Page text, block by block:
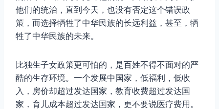
他们的统治，直到今天，也没有否定这个错误政
策，而选择牺牲了中华民族的长远利益，甚至，牺
牲了中华民族的未来。
比独生子女政策更可怕的，是百姓不得不面对的严
酷的生存环境。一个发展中国家，低福利，低收
入，房价却超过发达国家，教育收费超过发达国
家，育儿成本超过发达国家，更不要说医疗费用。